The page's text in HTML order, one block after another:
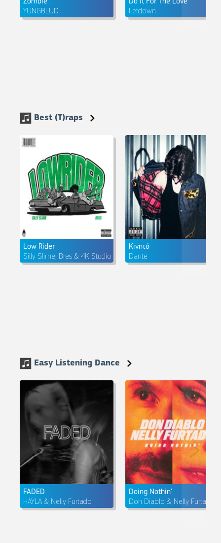
YUNGBLUD Letdown.
Best (T)raps
Low Rider
Silly Slime, Bres & 4K Studio
Κινητό
Dante
Easy Listening Dance
FADED
HAYLA & Nelly Furtado
Doing Nothin'
Don Diablo & Nelly Furtado